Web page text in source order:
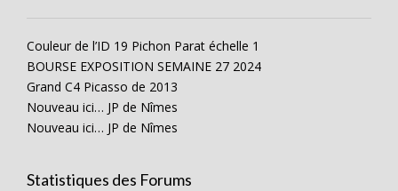
Couleur de l’ID 19 Pichon Parat échelle 1
BOURSE EXPOSITION SEMAINE 27 2024
Grand C4 Picasso de 2013
Nouveau ici… JP de Nîmes
Nouveau ici… JP de Nîmes
Statistiques des Forums